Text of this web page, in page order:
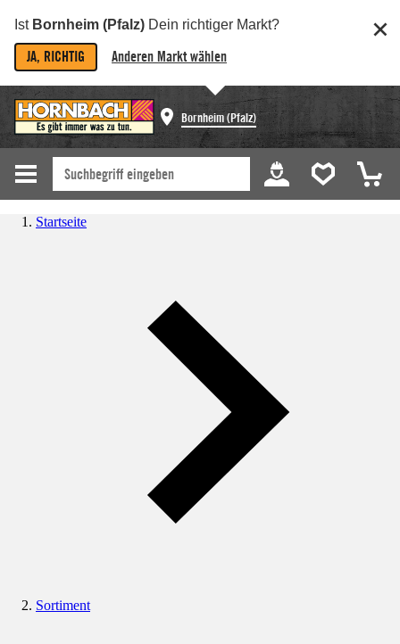
Ist Bornheim (Pfalz) Dein richtiger Markt?
JA, RICHTIG Anderen Markt wählen
Bornheim (Pfalz)
Startseite
Sortiment